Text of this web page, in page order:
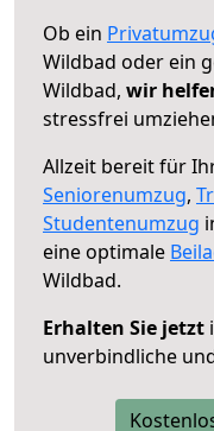
Ob ein
Wildbad oder ein
Wildbad, wir
stressfrei
Allzeit bereit für
Seniorenumzug,
Studentenumzug
eine optimale
Wildbad.
Erhalten Sie jetzt
unverbindliche